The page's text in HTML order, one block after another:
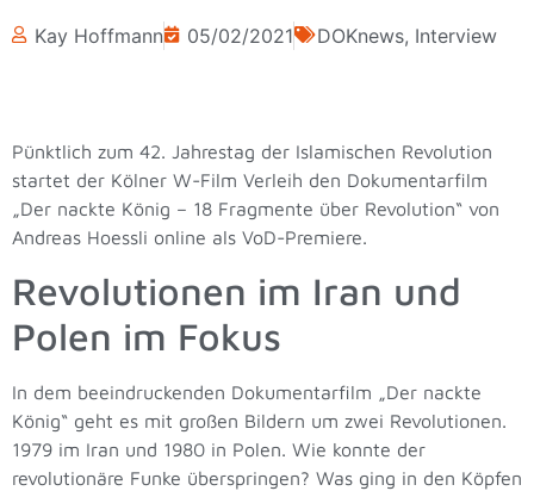
Kay Hoffmann 05/02/2021 DOKnews, Interview
Pünktlich zum 42. Jahrestag der Islamischen Revolution
startet der Kölner W-Film Verleih den Dokumentarfilm
„Der nackte König – 18 Fragmente über Revolution“ von
Andreas Hoessli online als VoD-Premiere.
Revolutionen im Iran und
Polen im Fokus
In dem beeindruckenden Dokumentarfilm „Der nackte
König“ geht es mit großen Bildern um zwei Revolutionen.
1979 im Iran und 1980 in Polen. Wie konnte der
revolutionäre Funke überspringen? Was ging in den Köpfen